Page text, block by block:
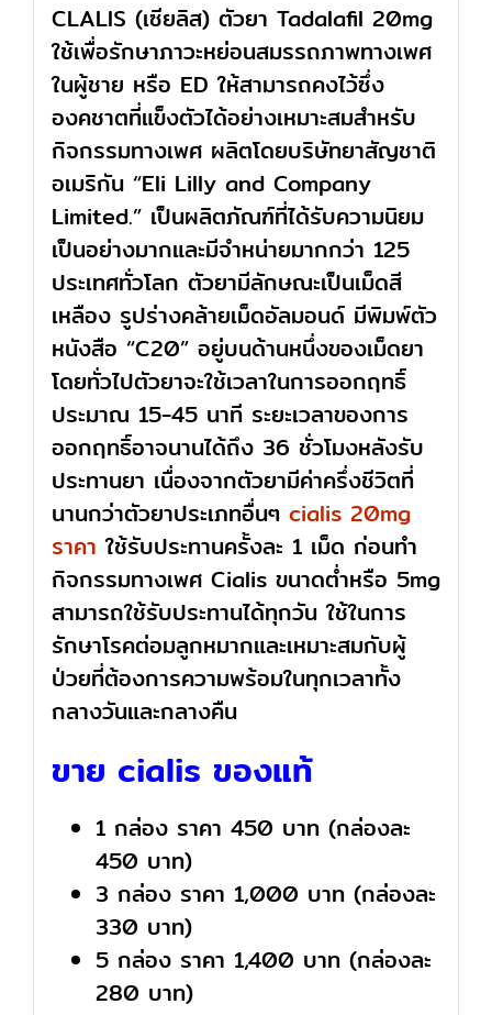
CLALIS (เซียลิส) ตัวยา Tadalafil 20mg
ใช้เพื่อรักษาภาวะหย่อนสมรรถภาพทางเพศ
ในผู้ชาย หรือ ED ให้สามารถคงไว้ซึ่ง
องคชาตที่แข็งตัวได้อย่างเหมาะสมสำหรับ
กิจกรรมทางเพศ ผลิตโดยบริษัทยาสัญชาติ
อเมริกัน “Eli Lilly and Company
Limited.” เป็นผลิตภัณฑ์ที่ได้รับความนิยม
เป็นอย่างมากและมีจำหน่ายมากกว่า 125
ประเทศทั่วโลก ตัวยามีลักษณะเป็นเม็ดสี
เหลือง รูปร่างคล้ายเม็ดอัลมอนด์ มีพิมพ์ตัว
หนังสือ “C20” อยู่บนด้านหนึ่งของเม็ดยา
โดยทั่วไปตัวยาจะใช้เวลาในการออกฤทธิ์
ประมาณ 15-45 นาที ระยะเวลาของการ
ออกฤทธิ์อาจนานได้ถึง 36 ชั่วโมงหลังรับ
ประทานยา เนื่องจากตัวยามีค่าครึ่งชีวิตที่
นานกว่าตัวยาประเภทอื่นๆ cialis 20mg
ราคา ใช้รับประทานครั้งละ 1 เม็ด ก่อนทำ
กิจกรรมทางเพศ Cialis ขนาดต่ำหรือ 5mg
สามารถใช้รับประทานได้ทุกวัน ใช้ในการ
รักษาโรคต่อมลูกหมากและเหมาะสมกับผู้
ป่วยที่ต้องการความพร้อมในทุกเวลาทั้ง
กลางวันและกลางคืน
ขาย cialis ของแท้
1 กล่อง ราคา 450 บาท (กล่องละ
450 บาท)
3 กล่อง ราคา 1,000 บาท (กล่องละ
330 บาท)
5 กล่อง ราคา 1,400 บาท (กล่องละ
280 บาท)